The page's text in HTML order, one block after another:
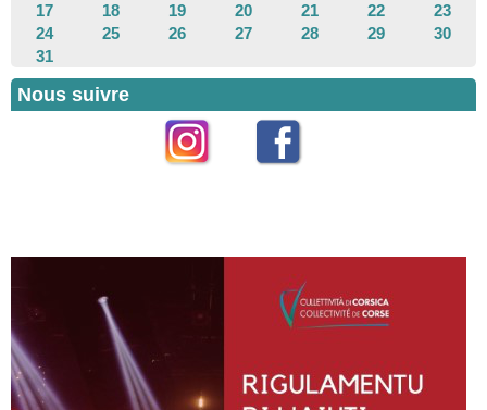
17
18 19 20 21 22
23
24
25 26 27 28 29
30
31
Nous suivre